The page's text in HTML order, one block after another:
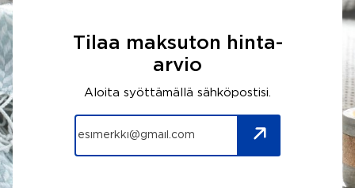
Tilaa maksuton hinta-
arvio
Aloita syöttämällä sähköpostisi.